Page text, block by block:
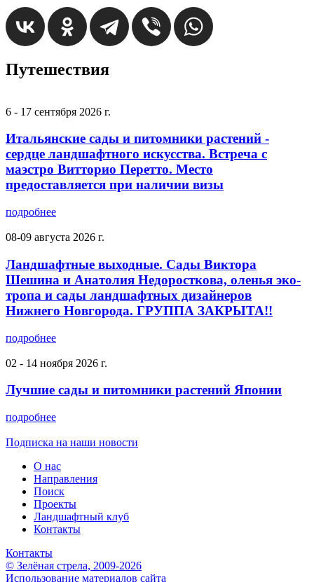
Путешествия
6 - 17 сентября 2026 г.
Итальянские сады и питомники растений -
сердце ландшафтного искусства. Встреча с
маэстро Витторио Перетто. Место
предоставляется при наличии визы
подробнее
08-09 августа 2026 г.
Ландшафтные выходные. Сады Виктора
Шешина и Анатолия Недоросткова, оленья эко-
тропа и сады ландшафтных дизайнеров
Нижнего Новгорода. ГРУППА ЗАКРЫТА!!
подробнее
02 - 14 ноября 2026 г.
Лучшие сады и питомники растений Японии
подробнее
Подписка на наши новости
О нас
Направления
Поиск
Проекты
Ландшафтный клуб
Контакты
Контакты
© Зелёная стрела, 2009-2026
Использование материалов сайта